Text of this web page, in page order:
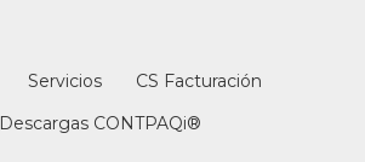
Servicios
CS Facturación
Descargas CONTPAQi®